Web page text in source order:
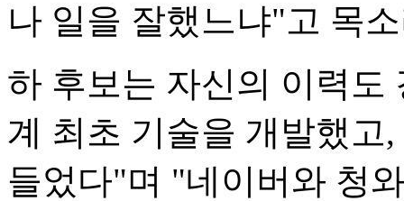
나 일을 잘했느냐"고 목
하 후보는 자신의 이력도
계 최초 기술을 개발했고
들었다"며 "네이버와 청